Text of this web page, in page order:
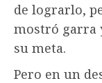
de lograrlo,
mostró garra
su meta.
Pero en un